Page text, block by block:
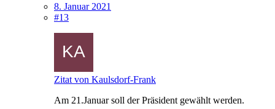
8. Januar 2021
#13
Zitat von Kaulsdorf-Frank
Am 21.Januar soll der Präsident gewählt werden.